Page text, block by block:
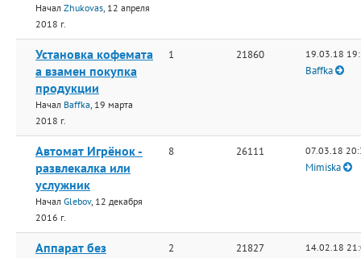
Начал Zhukovas, 12 апреля
2018 г.
Установка кофемата
а взамен покупка
продукции
Начал Baffka, 19 марта
2018 г.
1 21860 19.03.18
Baffka
Автомат Игрёнок -
развлекалка или
услужник
Начал Glebov, 12 декабря
2016 г.
8 26111 07.03.18
Mimiska
Аппарат без
2 21827 14.02.18